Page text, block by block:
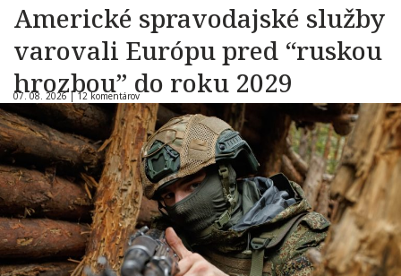
Americké spravodajské služby
varovali Európu pred “ruskou
hrozbou” do roku 2029
07. 08. 2026 |12 komentárov